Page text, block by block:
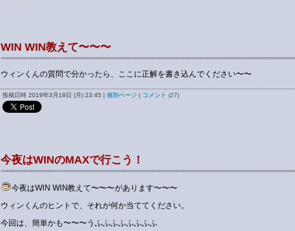
WIN WIN教えて〜〜〜
ウィンくんの質問で分かったら、ここに正解を書き込んでください〜〜
投稿日時 2019年3月18日 (月) 23:45 | 個別ページ | コメント (27)
今夜はWINのMAXで行こう！
今夜はWIN WIN教えて〜〜〜があります〜〜〜
ウィンくんのヒントで、それが何か当ててください。
今回は、簡単かも〜〜〜うふふふふふふふふ